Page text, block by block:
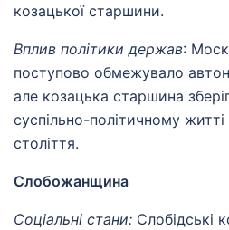
козацької старшини.
Вплив політики держав:
поступово обмежувало
але козацька старшина
суспільно-політичному
століття.
Слобожанщина
Соціальні стани: Слобідські